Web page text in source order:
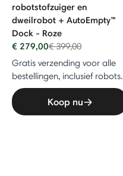
robotstofzuiger en
dweilrobot + AutoEmpty™
Dock - Roze
€ 279,00Price reduced from
€ 399,00to
Gratis verzending voor alle
bestellingen, inclusief robots.
Koop nu